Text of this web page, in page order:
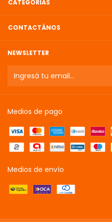
CATEGORÍAS
CONTACTÁNOS
NEWSLETTER
Medios de pago
Medios de envío